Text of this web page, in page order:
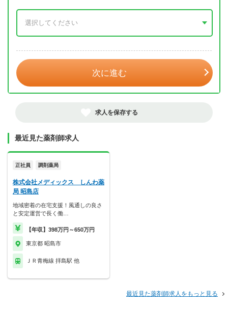
次に進む
求人を保存する
最近見た薬剤師求人
正社員 調剤薬局
株式会社メディックス しんわ薬
局 昭島店
地域密着の在宅支援！風通しの良さ
と安定運営で長く働…
【年収】398万円～650万円
東京都 昭島市
ＪＲ青梅線 拝島駅 他
最近見た薬剤師求人をもっと見る